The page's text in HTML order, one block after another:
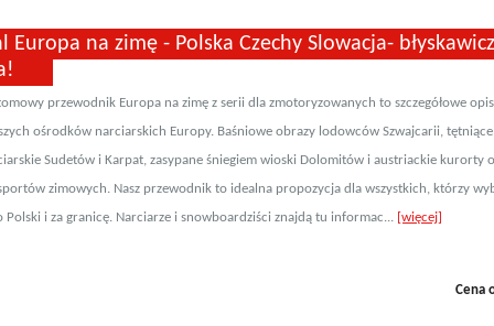
Europa na zimę - Polska Czechy Slowacja-
przewodnik Europa na zimę z serii dla zmotoryzowanych to szczegółowe
ośrodków narciarskich Europy. Baśniowe obrazy lodowców Szwajcarii,
Sudetów i Karpat, zasypane śniegiem wioski Dolomitów i austriackie kurorty
zimowych. Nasz przewodnik to idealna propozycja dla wszystkich, którzy
Polski i za granicę. Narciarze i snowboardziści znajdą tu informac... [więcej]
Cena